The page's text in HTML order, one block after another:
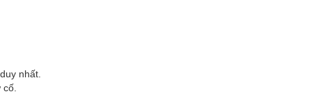
nhất.